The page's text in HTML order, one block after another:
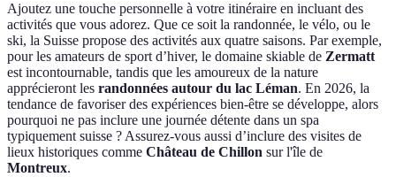
Ajoutez une touche personnelle à votre itinéraire en incluant des
activités que vous adorez. Que ce soit la randonnée, le vélo, ou le
ski, la Suisse propose des activités aux quatre saisons. Par exemple,
pour les amateurs de sport d’hiver, le domaine skiable de Zermatt
est incontournable, tandis que les amoureux de la nature
apprécieront les randonnées autour du lac Léman. En 2026, la
tendance de favoriser des expériences bien-être se développe, alors
pourquoi ne pas inclure une journée détente dans un spa
typiquement suisse ? Assurez-vous aussi d’inclure des visites de
lieux historiques comme Château de Chillon sur l'île de
Montreux.